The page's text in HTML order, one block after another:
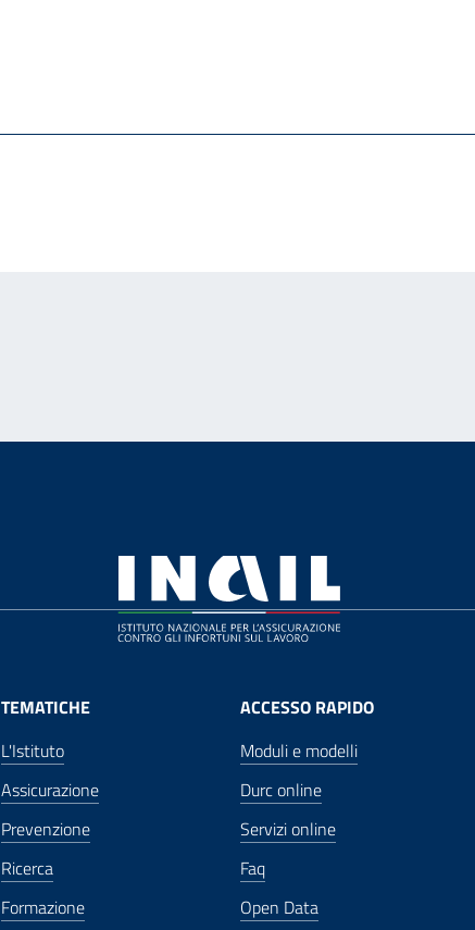
TEMATICHE
L'Istituto
Assicurazione
Prevenzione
Ricerca
Formazione
ACCESSO RAPIDO
Moduli e modelli
Durc online
Servizi online
Faq
Open Data